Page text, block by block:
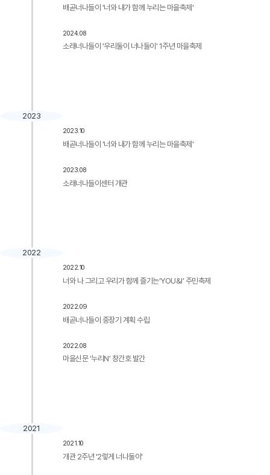
배곧너나들이 '너와 내가 함께 누리는 마을축제'
2024.08
소래너나들이 '우리둘이 너나들이' 1주년 마을축제
2023
2023.10
배곧너나들이 '너와 내가 함께 누리는 마을축제'
2023.08
소래너나들이센터 개관
2022
2022.10
너와 나 그리고 우리가 함께 즐기는‘YOU&I’ 주민축제
2022.09
배곧너나들이 중장기 계획 수립
2022.08
마을신문 ‘누리N’ 창간호 발간
2021
2021.10
개관 2주년 '2렇게 너나둘이'